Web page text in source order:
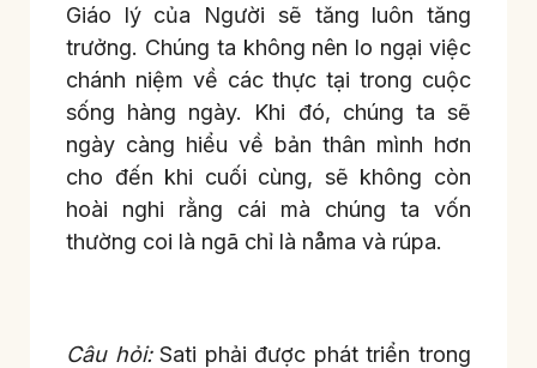
Giáo lý của Người sẽ tăng luôn tăng
trưởng. Chúng ta không nên lo ngại việc
chánh niệm về các thực tại trong cuộc
sống hàng ngày. Khi đó, chúng ta sẽ
ngày càng hiểu về bản thân mình hơn
cho đến khi cuối cùng, sẽ không còn
hoài nghi rằng cái mà chúng ta vốn
thường coi là ngã chỉ là nåma và rúpa.
Câu hỏi:Sati phải được phát triển trong